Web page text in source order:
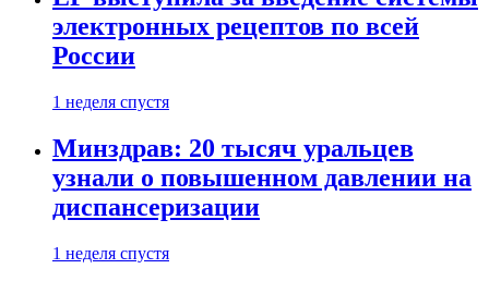
электронных рецептов по всей
России
1 неделя спустя
Минздрав: 20 тысяч уральцев
узнали о повышенном давлении на
диспансеризации
1 неделя спустя